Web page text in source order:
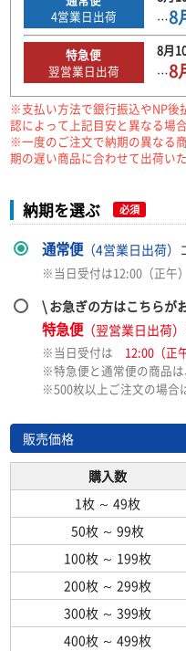
4営業日出荷
…8
特急便
翌営業日出荷
8月
…8
※支払い方法で銀行振込やNP後
認によって上記目安と異なる場
※一度のご注文で納期の異なる
期の遅い商品に合わせて出荷いた
納期を選ぶ 必須
通常便（4営業日出荷）
※当日受付は12:00（正午
\ お急ぎの方はこちらが
特急便（翌営業日出荷）
※当日受付は 12:00（正
※特急便と通常便の商品は
※500枚以上ご注文の場合
販売価格
購入数
1枚 ～ 49枚
50枚 ～ 99枚
100枚 ～ 199枚
200枚 ～ 299枚
300枚 ～ 399枚
400枚 ～ 499枚